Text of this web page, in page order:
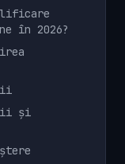
în 2026?
și